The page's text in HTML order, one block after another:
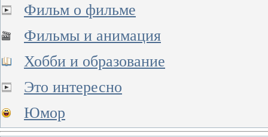
Фильм о фильме
Фильмы и анимация
Хобби и образование
Это интересно
Юмор